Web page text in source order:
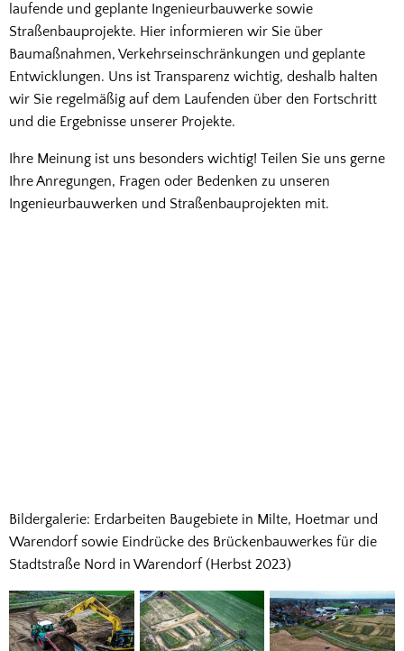
laufende und geplante Ingenieurbauwerke sowie
Straßenbauprojekte. Hier informieren wir Sie über
Baumaßnahmen, Verkehrseinschränkungen und geplante
Entwicklungen. Uns ist Transparenz wichtig, deshalb halten
wir Sie regelmäßig auf dem Laufenden über den Fortschritt
und die Ergebnisse unserer Projekte.
Ihre Meinung ist uns besonders wichtig! Teilen Sie uns gerne
Ihre Anregungen, Fragen oder Bedenken zu unseren
Ingenieurbauwerken und Straßenbauprojekten mit.
Bildergalerie: Erdarbeiten Baugebiete in Milte, Hoetmar und
Warendorf sowie Eindrücke des Brückenbauwerkes für die
Stadtstraße Nord in Warendorf (Herbst 2023)